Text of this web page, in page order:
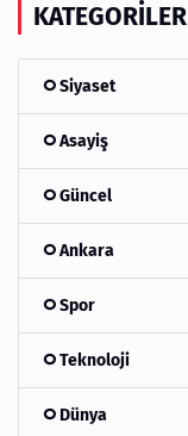
KATEGORILER
Siyaset
Asayiş
Güncel
Ankara
Spor
Teknoloji
Dünya